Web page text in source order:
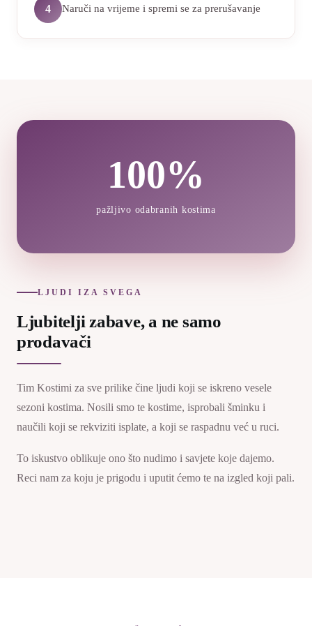
4 Naruči na vrijeme i spremi se za prerušavanje
100%
pažljivo odabranih kostima
LJUDI IZA SVEGA
Ljubitelji zabave, a ne samo
prodavači
Tim Kostimi za sve prilike čine ljudi koji se iskreno vesele
sezoni kostima. Nosili smo te kostime, isprobali šminku i
naučili koji se rekviziti isplate, a koji se raspadnu već u ruci.
To iskustvo oblikuje ono što nudimo i savjete koje dajemo.
Reci nam za koju je prigodu i uputit ćemo te na izgled koji pali.